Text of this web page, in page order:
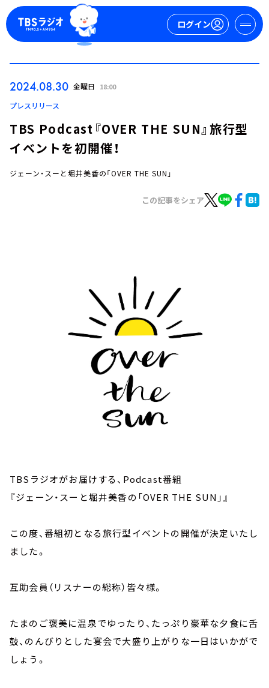
ログイン
イベント・グッズ
2024.08.30 金曜日 18:00
プレスリリース
TBS Podcast『OVER THE SUN』旅行型
イベントを初開催！
ジェーン・スーと堀井美香の「OVER THE SUN」
この記事をシェア
TBSラジオがお届けする、Podcast番組
『ジェーン・スーと堀井美香の「OVER THE SUN」』
この度、番組初となる旅行型イベントの開催が決定いたし
ました。
互助会員（リスナーの総称）皆々様。
たまのご褒美に温泉でゆったり、たっぷり豪華な夕食に舌
鼓、のんびりとした宴会で大盛り上がりな一日はいかがで
しょう。